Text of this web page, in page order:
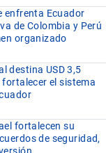
enfrenta Ecuador
de Colombia y Perú
organizado
destina USD 3,5
fortalecer el sistema
fortalecen su
de seguridad,